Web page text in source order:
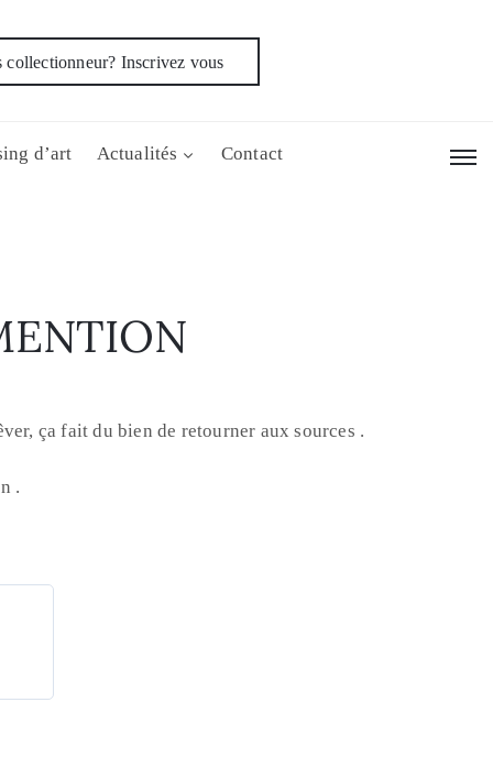
collectionneur? Inscrivez vous
d’art Actualités Contact
ça fait du bien de retourner aux sources .
.